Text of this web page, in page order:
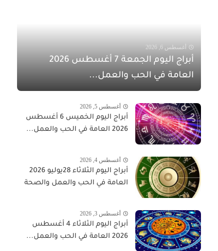
أغسطس 6, 2026
أبراج اليوم الجمعة 7 أغسطس 2026
العامة في الحب والعمل...
أغسطس 5, 2026
أبراج اليوم الخميس 6 أغسطس
2026 العامة في الحب والعمل...
أغسطس 4, 2026
أبراج اليوم الثلاثاء 28يوليو 2026
العامة في الحب والعمل والصحة
أغسطس 3, 2026
أبراج اليوم الثلاثاء 4 أغسطس
2026 العامة في الحب والعمل...